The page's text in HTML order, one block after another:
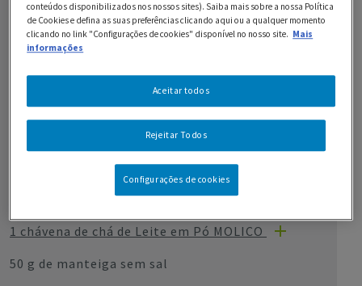
100 g de Chocolate de Leite NESTLÉ em pedaços
pequenos
1 c. de chá de fermento em pó
1/2 chávena de chá de farinha
1 c. de sopa de Leite em Pó MOLICO
1 chávena de chá de Leite em Pó MOLICO
50 g de manteiga sem sal
conteúdos disponibilizados nos nossos sites). Saiba mais sobre a nossa Política
de Cookies e defina as suas preferências clicando aqui ou a qualquer momento
clicando no link "Configurações de cookies" disponível no nosso site. Mais
informações
Rejeitar Todos
Aceitar todos
Configurações de cookies